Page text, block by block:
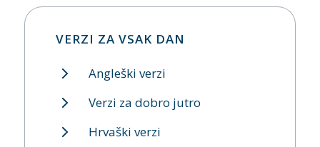
VERZI ZA VSAK DAN
Angleški verzi
Verzi za dobro jutro
Hrvaški verzi